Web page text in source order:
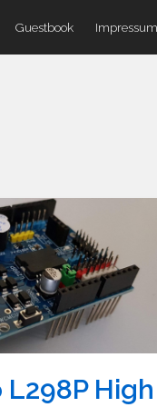
Guestbook Impressum
High